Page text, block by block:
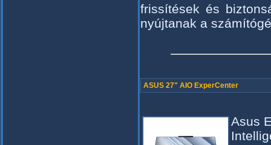
frissítések és
nyújtanak a
ASUS 27" AIO ExperCenter
Asus